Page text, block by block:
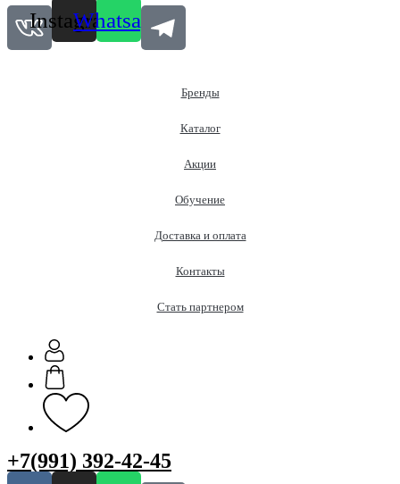
InstagramWhatsapp
Бренды
Каталог
Акции
Обучение
Доставка и оплата
Контакты
Стать партнером
+7(991) 392-42-45